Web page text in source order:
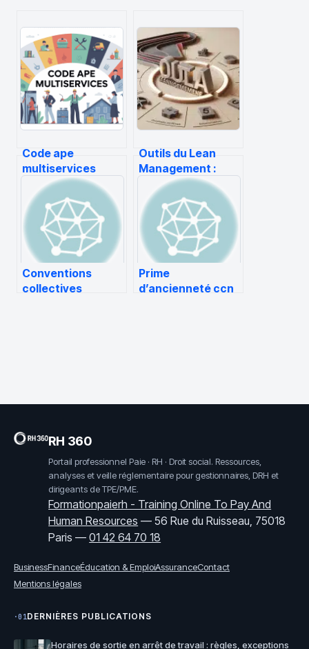
Code ape
multiservices
comment choisir le
bon pour votre
activité
Outils du Lean
Management :
comment choisir la
méthode adaptée
pour éliminer vos
gaspillages ?
Conventions
collectives
Prime
d’ancienneté ccn
RH 360
Portail professionnel Paie · RH · Droit social. Ressources,
analyses et veille réglementaire pour gestionnaires, DRH et
dirigeants de TPE/PME.
Formationpaierh - Training Online To Pay And
Human Resources —56 Rue du Ruisseau, 75018
Paris —01 42 64 70 18
BusinessFinanceÉducation & EmploiAssuranceContact
Mentions légales
·01 DERNIÈRES PUBLICATIONS
Horaires de sortie en arrêt de travail : règles, exceptions